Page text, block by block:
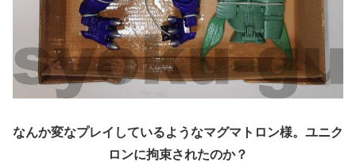
なんか変なプレイしているようなマグマトロン様。ユニク
ロンに拘束されたのか？